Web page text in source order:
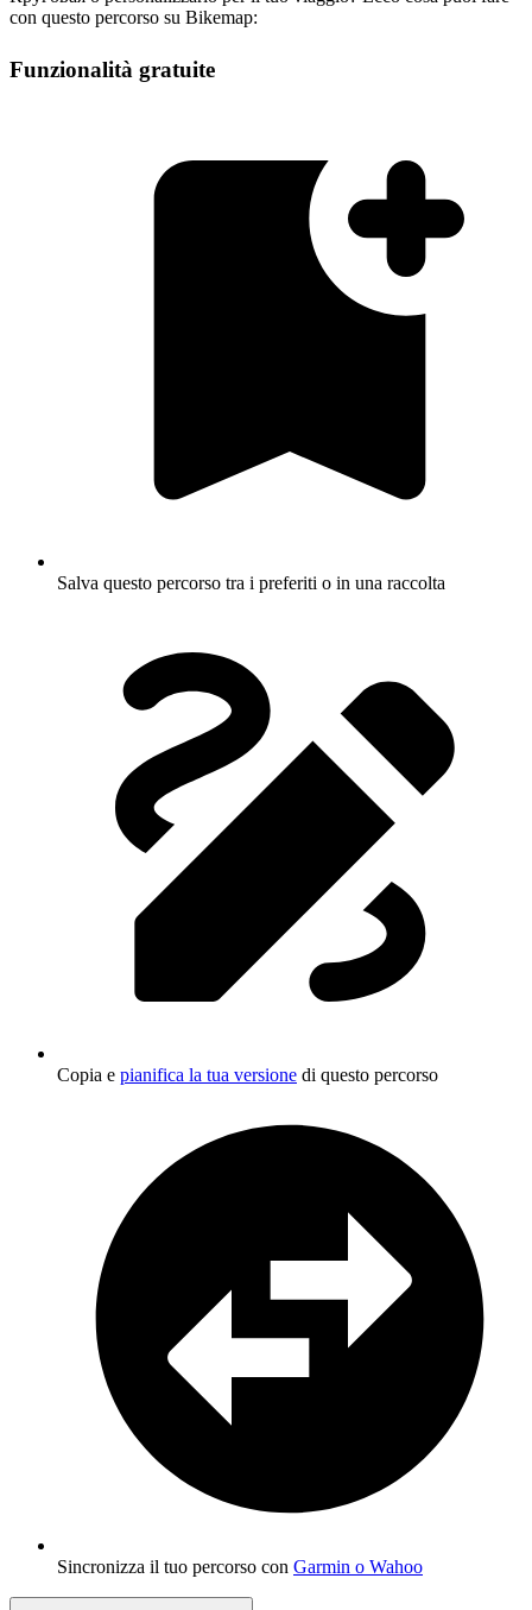
con questo percorso su Bikemap:
Funzionalità gratuite
Salva questo percorso tra i preferiti o in una raccolta
Copia e pianifica la tua versione di questo percorso
Sincronizza il tuo percorso con Garmin o Wahoo